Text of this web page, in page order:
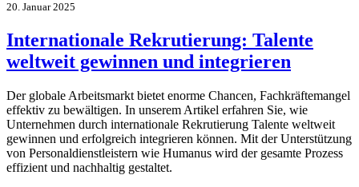
20. Januar 2025
Internationale Rekrutierung: Talente
weltweit gewinnen und integrieren
Der globale Arbeitsmarkt bietet enorme Chancen, Fachkräftemangel
effektiv zu bewältigen. In unserem Artikel erfahren Sie, wie
Unternehmen durch internationale Rekrutierung Talente weltweit
gewinnen und erfolgreich integrieren können. Mit der Unterstützung
von Personaldienstleistern wie Humanus wird der gesamte Prozess
effizient und nachhaltig gestaltet.